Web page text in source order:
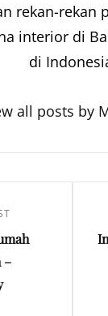
rekan-rekan
interior di
di
all posts by
–